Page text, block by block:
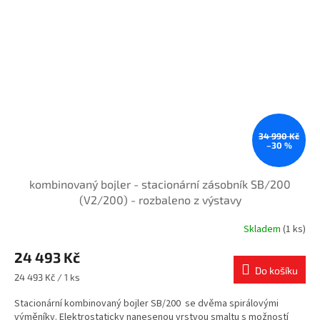
34 990 Kč
–30 %
kombinovaný bojler - stacionární zásobník SB/200
(V2/200) - rozbaleno z výstavy
Skladem (1 ks)
24 493 Kč
Měrná
24 493 Kč / 1 ks
Do košíku
Stacionární kombinovaný bojler SB/200 se dvěma spirálovými